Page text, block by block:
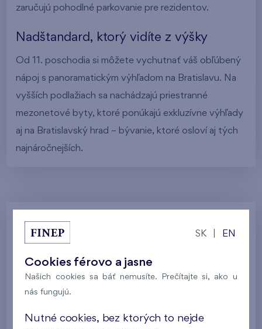
zaručujú pohodlné parkovanie pre rezidentov.
Nadštandard, ktorý vidíte z výšky
Od 11. poschodia si môžete vychutnať váš obľúbený
nápoj s panoramatickým výhľadom na Bratislavu. Na
vyšších podlažiach sa nachádzajú priestranné
mezonetové byty, ktoré ponúkajú exkluzívne výhľady
aj na Bratislavský hrad – bývanie, ktoré osloví aj tých
najnáročnejších.
Vizualizácia domu
Galéria lokality
SK EN
Cookies férovo a jasne
Našich cookies sa báť nemusíte. Prečítajte si, ako u
nás fungujú.
Nutné cookies, bez ktorých to nejde